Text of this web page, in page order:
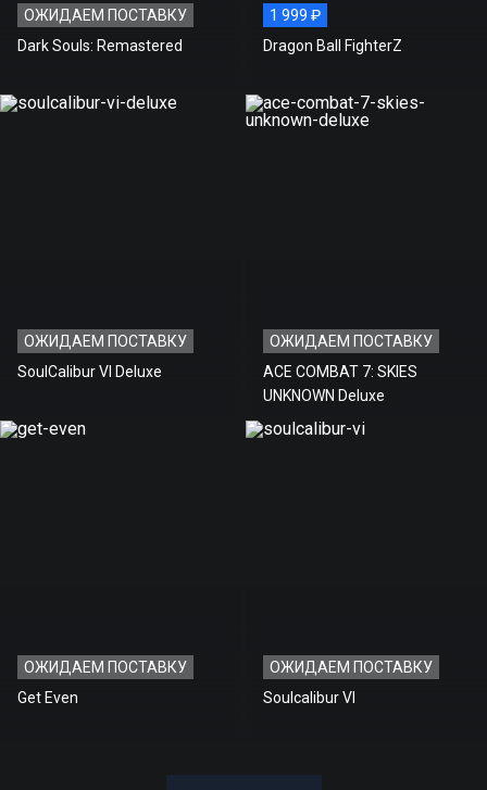
ОЖИДАЕМ ПОСТАВКУ
Dark Souls: Remastered
1 999 ₽
Dragon Ball FighterZ
ОЖИДАЕМ ПОСТАВКУ
SoulCalibur VI Deluxe
ОЖИДАЕМ ПОСТАВКУ
ACE COMBAT 7: SKIES
UNKNOWN Deluxe
ОЖИДАЕМ ПОСТАВКУ
Get Even
ОЖИДАЕМ ПОСТАВКУ
Soulcalibur VI